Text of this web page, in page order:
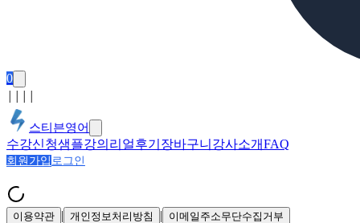
0
스티븐영어
수강신청샘플강의 리얼후기 장바구니 강사소개FAQ
회원가입 로그인
이용약관 | 개인정보처리방침 | 이메일주소무단수집거부